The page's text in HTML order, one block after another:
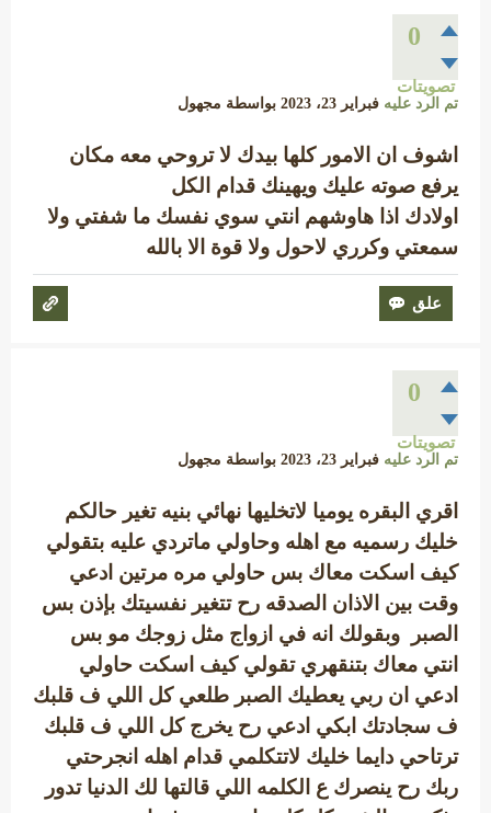
0
تصويتات
تم الرد عليه فبراير 23، 2023 بواسطة مجهول
اشوف ان الامور كلها بيدك لا تروحي معه مكان
يرفع صوته عليك ويهينك قدام الكل
اولادك اذا هاوشهم انتي سوي نفسك ما شفتي ولا
سمعتي وكرري لاحول ولا قوة الا بالله
0
تصويتات
تم الرد عليه فبراير 23، 2023 بواسطة مجهول
اقري البقره يوميا لاتخليها نهائي بنيه تغير حالكم
خليك رسميه مع اهله وحاولي ماتردي عليه بتقولي
كيف اسكت معاك بس حاولي مره مرتين ادعي
وقت بين الاذان الصدقه رح تتغير نفسيتك بإذن بس
الصبر وبقولك انه في ازواج مثل زوجك مو بس
انتي معاك بتنقهري تقولي كيف اسكت حاولي
ادعي ان ربي يعطيك الصبر طلعي كل اللي ف قلبك
ف سجادتك ابكي ادعي رح يخرج كل اللي ف قلبك
ترتاحي دايما خليك لاتتكلمي قدام اهله انجرحتي
ربك رح ينصرك ع الكلمه اللي قالتها لك الدنيا تدور